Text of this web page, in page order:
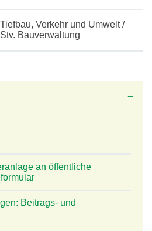
Verkehr und Umwelt /
Bauverwaltung
an öffentliche
Beitrags- und